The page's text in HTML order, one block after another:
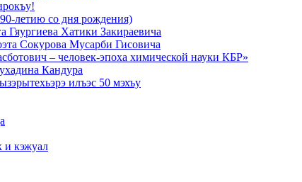
летию со дня рождения)
Гяургиева Хатики Закираевича
Сокурова Мусарби Гисовича
– человек-эпоха химической науки КБР»
Кандура
илъэс 50 мэхъу
и кэжуал